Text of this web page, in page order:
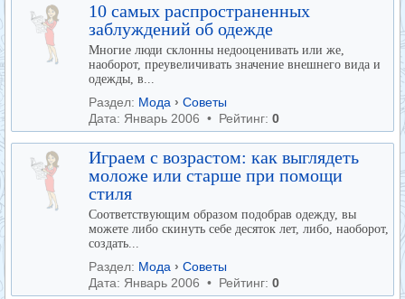
10 самых распространенных
заблуждений об одежде
Многие люди склонны недооценивать или же,
наоборот, преувеличивать значение внешнего вида и
одежды, в...
Раздел: Мода › Советы
Дата: Январь 2006 • Рейтинг: 0
Играем с возрастом: как выглядеть
моложе или старше при помощи
стиля
Соответствующим образом подобрав одежду, вы
можете либо скинуть себе десяток лет, либо, наоборот,
создать...
Раздел: Мода › Советы
Дата: Январь 2006 • Рейтинг: 0